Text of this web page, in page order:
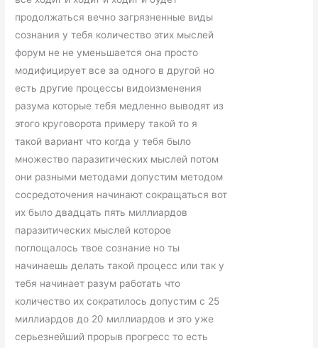
продолжаться вечно загрязненные виды
сознания у тебя количество этих мыслей
форум не не уменьшается она просто
модифицирует все за одного в другой но
есть другие процессы видоизменения
разума которые тебя медленно выводят из
этого круговорота примеру такой то я
такой вариант что когда у тебя было
множество паразитических мыслей потом
они разными методами допустим методом
сосредоточения начинают сокращаться вот
их было двадцать пять миллиардов
паразитических мыслей которое
поглощалось твое сознание но ты
начинаешь делать такой процесс или так у
тебя начинает разум работать что
количество их сократилось допустим с 25
миллиардов до 20 миллиардов и это уже
серьезнейший прорыв прогресс то есть